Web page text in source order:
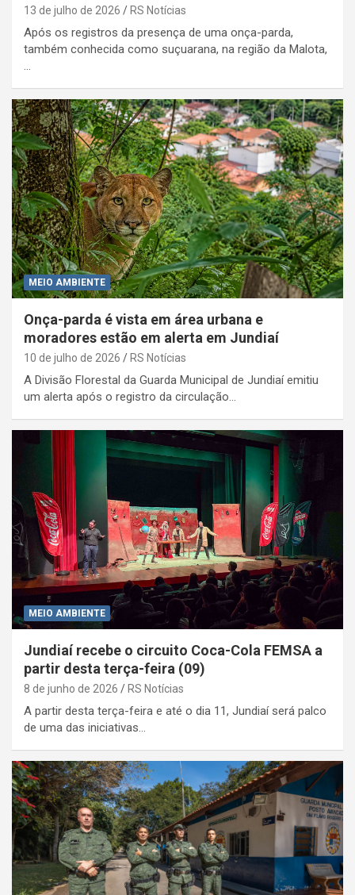
13 de julho de 2026 RS Notícias
Após os registros da presença de uma onça-parda,
também conhecida como suçuarana, na região da Malota,
…
MEIO AMBIENTE
Onça-parda é vista em área urbana e
moradores estão em alerta em Jundiaí
10 de julho de 2026 RS Notícias
A Divisão Florestal da Guarda Municipal de Jundiaí emitiu
um alerta após o registro da circulação…
MEIO AMBIENTE
Jundiaí recebe o circuito Coca-Cola FEMSA a
partir desta terça-feira (09)
8 de junho de 2026 RS Notícias
A partir desta terça-feira e até o dia 11, Jundiaí será palco
de uma das iniciativas…